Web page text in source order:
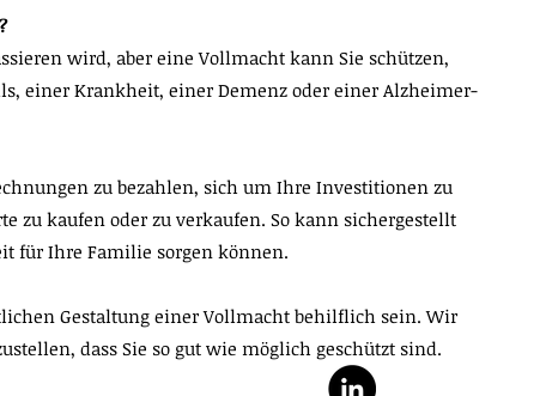
wird, aber eine Vollmacht kann Sie schützen,
einer Krankheit, einer Demenz oder einer Alzheimer-
zu bezahlen, sich um Ihre Investitionen zu
kaufen oder zu verkaufen. So kann sichergestellt
für Ihre Familie sorgen können.
Gestaltung einer Vollmacht behilflich sein. Wir
dass Sie so gut wie möglich geschützt sind.